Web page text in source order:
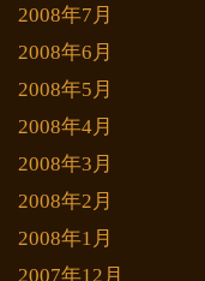
2008年7月
2008年6月
2008年5月
2008年4月
2008年3月
2008年2月
2008年1月
2007年12月